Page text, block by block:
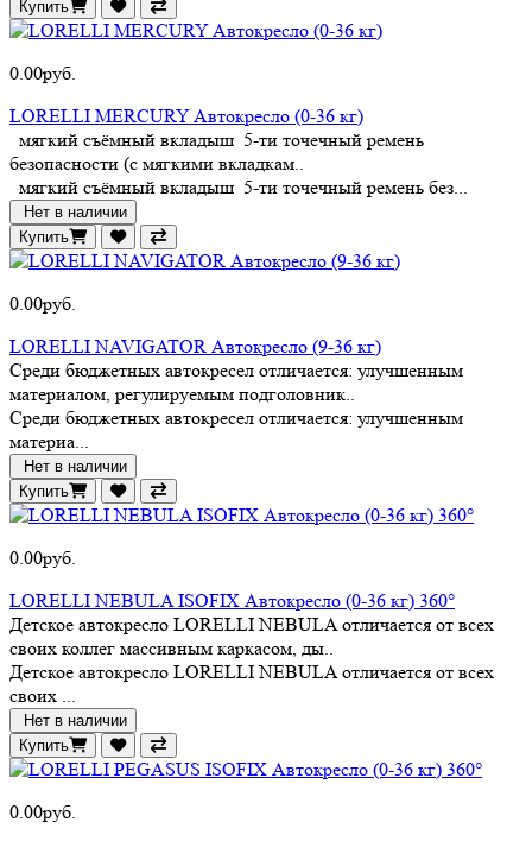
Купить
0.00руб.
LORELLI MERCURY Автокресло (0-36 кг)
мягкий съёмный вкладыш 5-ти точечный ремень
безопасности (с мягкими вкладкам..
мягкий съёмный вкладыш 5-ти точечный ремень без...
Нет в наличии
Купить
0.00руб.
LORELLI NAVIGATOR Автокресло (9-36 кг)
Среди бюджетных автокресел отличается: улучшенным
материалом, регулируемым подголовник..
Среди бюджетных автокресел отличается: улучшенным
материа...
Нет в наличии
Купить
0.00руб.
LORELLI NEBULA ISOFIX Автокресло (0-36 кг) 360°
Детское автокресло LORELLI NEBULA отличается от всех
своих коллег массивным каркасом, ды..
Детское автокресло LORELLI NEBULA отличается от всех
своих ...
Нет в наличии
Купить
0.00руб.